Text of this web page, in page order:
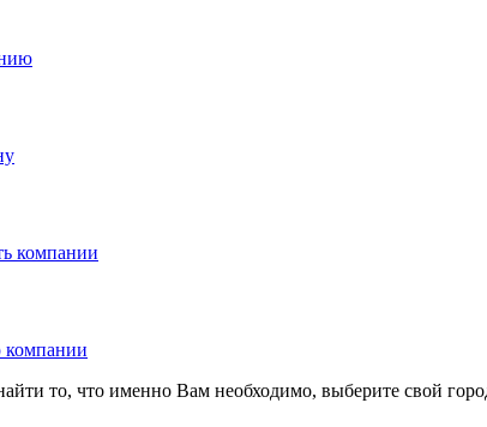
компании
компании
то, что именно Вам необходимо, выберите свой